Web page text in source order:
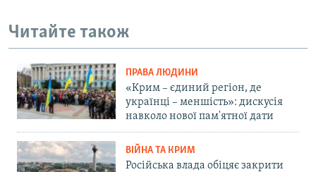
Читайте також
ПРАВА ЛЮДИНИ
«Крим – єдиний регіон, де
українці – меншість»: дискусія
навколо нової пам'ятної дати
ВІЙНА ТА КРИМ
Російська влада обіцяє закрити